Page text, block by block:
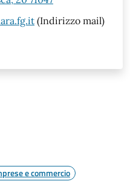
(Indirizzo mail)
e commercio